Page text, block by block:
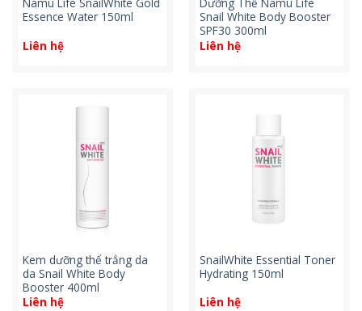
Essence Water 150ml
Liên hệ
Snail White Body Booster
SPF30 300ml
Liên hệ
Kem dưỡng thể trắng da
da Snail White Body
Booster 400ml
Liên hệ
SnailWhite Essential Toner
Hydrating 150ml
Liên hệ